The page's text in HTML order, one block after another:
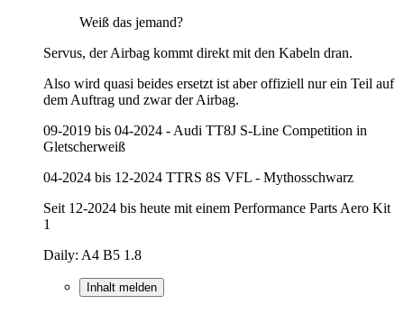
Weiß das jemand?
Servus, der Airbag kommt direkt mit den Kabeln dran.
Also wird quasi beides ersetzt ist aber offiziell nur ein Teil auf
dem Auftrag und zwar der Airbag.
09-2019 bis 04-2024 - Audi TT8J S-Line Competition in
Gletscherweiß
04-2024 bis 12-2024 TTRS 8S VFL - Mythosschwarz
Seit 12-2024 bis heute mit einem Performance Parts Aero Kit
1
Daily: A4 B5 1.8
Inhalt melden